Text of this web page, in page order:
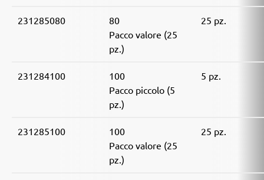
231285080
80
Pacco valore (25
pz.)
25 pz.
231284100
100
Pacco piccolo (5
pz.)
5 pz.
231285100
100
Pacco valore (25
pz.)
25 pz.